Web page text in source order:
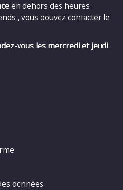
en dehors des heures
, vous pouvez contacter le
vous les mercredi et jeudi
données